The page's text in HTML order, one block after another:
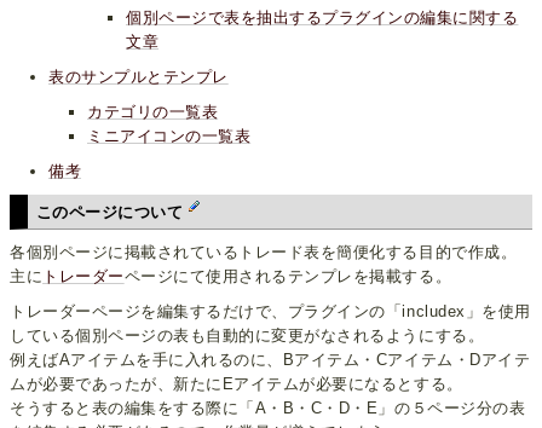
個別ページで表を抽出するプラグインの編集に関する
文章
表のサンプルとテンプレ
カテゴリの一覧表
ミニアイコンの一覧表
備考
このページについて
各個別ページに掲載されているトレード表を簡便化する目的で作成。
主に トレーダーページにて使用されるテンプレを掲載する。
トレーダーページを編集するだけで、プラグインの「includex」を使用
している個別ページの表も自動的に変更がなされるようにする。
例えばAアイテムを手に入れるのに、Bアイテム・Cアイテム・Dアイテ
ムが必要であったが、新たにEアイテムが必要になるとする。
そうすると表の編集をする際に「A・B・C・D・E」の５ページ分の表